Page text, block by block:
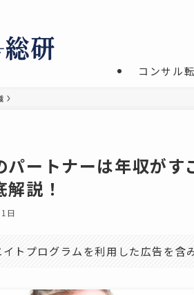
コンサル
パートナーは年収が
説！
日
トプログラムを利用した広告を含み